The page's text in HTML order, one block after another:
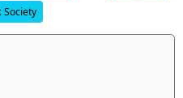
Society